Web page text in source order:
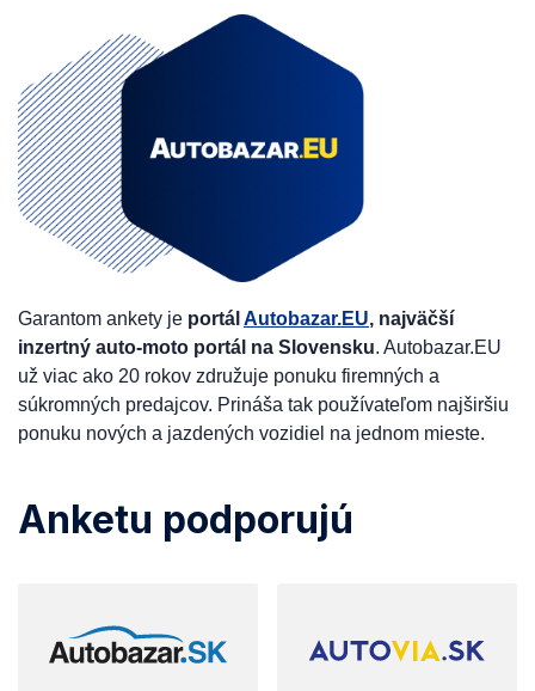
Garantom ankety je portál Autobazar.EU, najväčší
inzertný auto-moto portál na Slovensku. Autobazar.EU
už viac ako 20 rokov združuje ponuku firemných a
súkromných predajcov. Prináša tak používateľom najširšiu
ponuku nových a jazdených vozidiel na jednom mieste.
Anketu podporujú